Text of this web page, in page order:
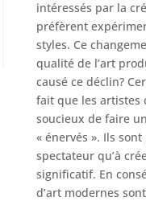
intéressés par la
préfèrent
styles. Ce
qualité de l’art
causé ce déclin?
fait que les artistes
soucieux de faire
« énervés ». Ils
spectateur qu’à
significatif. En
d’art modernes